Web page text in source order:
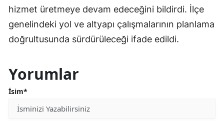
hizmet üretmeye devam edeceğini bildirdi. İlçe
genelindeki yol ve altyapı çalışmalarının planlama
doğrultusunda sürdürüleceği ifade edildi.
Yorumlar
İsim*